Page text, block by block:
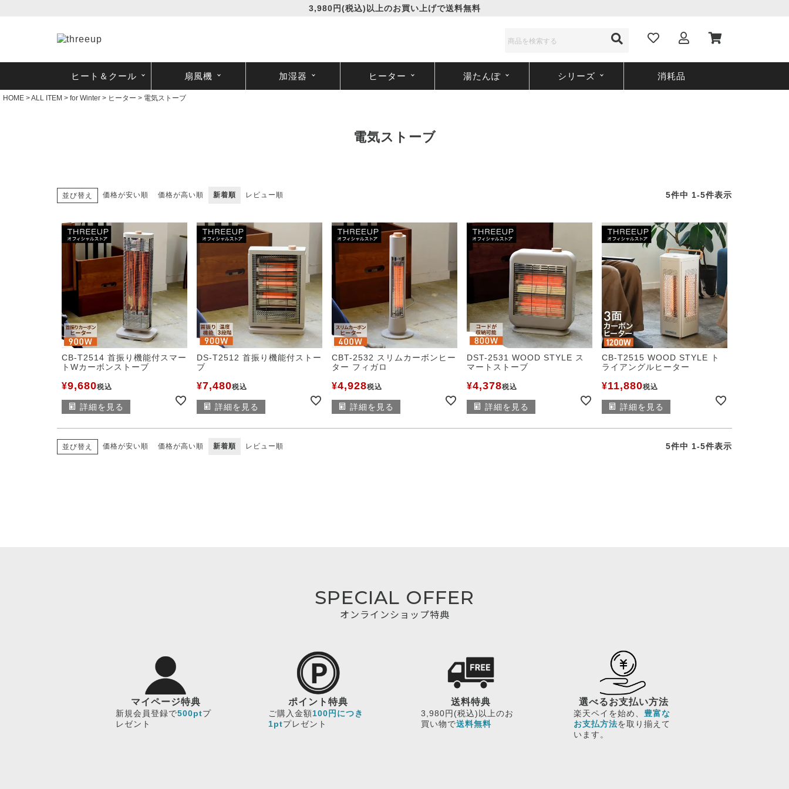
3,980円(税込)以上のお買い上げで送料無料
ヒート＆クール 扇風機 加湿器 ヒーター 湯たんぽ シリーズ 消耗品
HOME ALL ITEM for Winter ヒーター 電気ストーブ
電気ストーブ
並び替え 価格が安い順 価格が高い順 新着順 レビュー順 5件中 1-5件表示
CB-T2514 首振り機能付スマー
トWカーボンストーブ
¥9,680税込
詳細を見る
DS-T2512 首振り機能付ストー
ブ
¥7,480税込
詳細を見る
CBT-2532 スリムカーボンヒー
ター フィガロ
¥4,928税込
詳細を見る
DST-2531 WOOD STYLE ス
マートストーブ
¥4,378税込
詳細を見る
CB-T2515 WOOD STYLE ト
ライアングルヒーター
¥11,880税込
詳細を見る
並び替え 価格が安い順 価格が高い順 新着順 レビュー順 5件中 1-5件表示
SPECIAL OFFER
オンラインショップ特典
マイページ特典
新規会員登録で500ptプ
レゼント
ポイント特典
ご購入金額100円につき
1ptプレゼント
送料特典
3,980円(税込)以上のお
買い物で送料無料
選べるお支払い方法
楽天ペイを始め、 豊富な
お支払方法を取り揃えて
います。